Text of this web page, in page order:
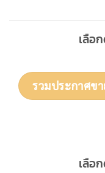
เลือ
รวมประกาศข
เลือ